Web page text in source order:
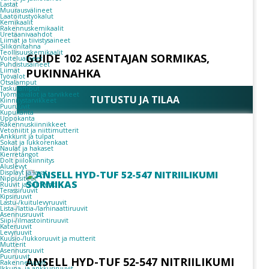
Lastat
Muurausvälineet
Laatoitustyökalut
Kemikaalit
Rakennuskemikaalit
Uretaanivaahdot
Liimat ja tiivistysaineet
Silikonitahna
Teollisuuskemikaalit
Voiteluaineet
Puhdistusaineet
Liimat
Työvalot
Otsalamput
Taskulamput
Työmaavalot ja tarvikkeet
Kiinnitys­tarvikkeet
Puuruuvit
Kupukanta
Uppokanta
Rakennuskiinnikkeet
Vetoniitit ja niittimutterit
Ankkurit ja tulpat
Sokat ja lukkorenkaat
Naulat ja hakaset
Kierretangot
Dolt piilokiinnitys
Aluslevyt
Displayt ja lavat
Nippusiteet
Ruuvit ja mutterit
Terassiruuvit
Kipsiruuvit
Lastu-/kuitulevyruuvit
Lista-/lattia-/laminaattiruuvit
Asennusruuvit
Siipi-/ilmastointiruuvit
Kateruuvit
Levyruuvit
Kuusio-/lukkoruuvit ja mutterit
Mutterit
Asennusruuvit
Puuruuvit
Rakenneruuvit
GUIDE 102 ASENTAJAN SORMIKAS,
PUKINNAHKA
TUTUSTU JA TILAA
ANSELL HYD-TUF 52-547 NITRIILIKUMI